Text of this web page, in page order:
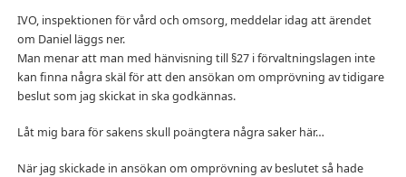
IVO, inspektionen för vård och omsorg, meddelar idag att ärendet
om Daniel läggs ner.
Man menar att man med hänvisning till §27 i förvaltningslagen inte
kan finna några skäl för att den ansökan om omprövning av tidigare
beslut som jag skickat in ska godkännas.
Låt mig bara för sakens skull poängtera några saker här…
När jag skickade in ansökan om omprövning av beslutet så hade